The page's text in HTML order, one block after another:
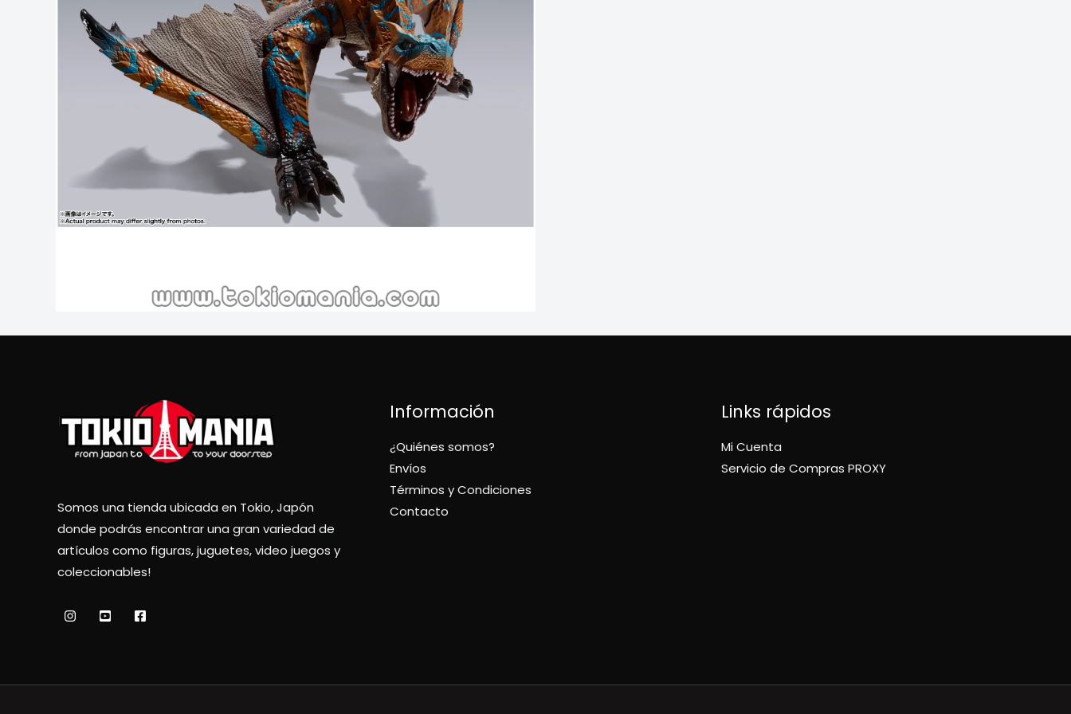
Somos una tienda ubicada en Tokio, Japón
donde podrás encontrar una gran variedad de
artículos como figuras, juguetes, video juegos y
coleccionables!
Información
¿Quiénes somos?
Envíos
Términos y Condiciones
Contacto
Links rápidos
Mi Cuenta
Servicio de Compras PROXY